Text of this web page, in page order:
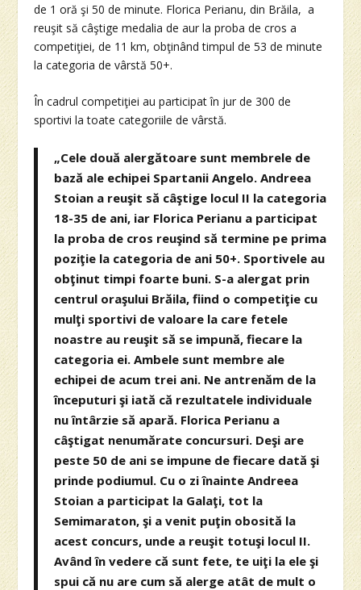
de 1 oră şi 50 de minute. Florica Perianu, din Brăila, a
reuşit să câştige medalia de aur la proba de cros a
competiţiei, de 11 km, obţinând timpul de 53 de minute
la categoria de vârstă 50+.
În cadrul competiţiei au participat în jur de 300 de
sportivi la toate categoriile de vârstă.
„Cele două alergătoare sunt membrele de
bază ale echipei Spartanii Angelo. Andreea
Stoian a reuşit să câştige locul II la categoria
18-35 de ani, iar Florica Perianu a participat
la proba de cros reuşind să termine pe prima
poziţie la categoria de ani 50+. Sportivele au
obţinut timpi foarte buni. S-a alergat prin
centrul oraşului Brăila, fiind o competiţie cu
mulţi sportivi de valoare la care fetele
noastre au reuşit să se impună, fiecare la
categoria ei. Ambele sunt membre ale
echipei de acum trei ani. Ne antrenăm de la
începuturi şi iată că rezultatele individuale
nu întârzie să apară. Florica Perianu a
câştigat nenumărate concursuri. Deşi are
peste 50 de ani se impune de fiecare dată şi
prinde podiumul. Cu o zi înainte Andreea
Stoian a participat la Galaţi, tot la
Semimaraton, şi a venit puţin obosită la
acest concurs, unde a reuşit totuşi locul II.
Având în vedere că sunt fete, te uiţi la ele şi
spui că nu are cum să alerge atât de mult o